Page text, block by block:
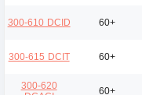
300-610 DCID 60+
300-615 DCIT 60+
300-620
60+